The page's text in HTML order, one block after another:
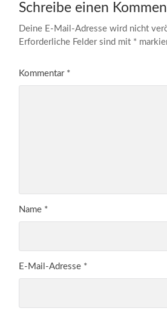
Schreibe einen
Deine E-Mail-Adresse wird nicht
Erforderliche Felder sind mit *
Kommentar *
Name *
E-Mail-Adresse *